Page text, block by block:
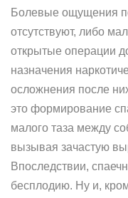
Болевые ощущения
отсутствуют, либо
открытые операции
назначения
осложнения после
это формирование
малого таза между
вызывая зачастую
Впоследствии,
бесплодию. Ну и,